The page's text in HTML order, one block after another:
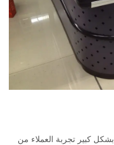
يُحسِّن متجر التجزئة بDesk checkout بشكل كبير تجربة العملاء من